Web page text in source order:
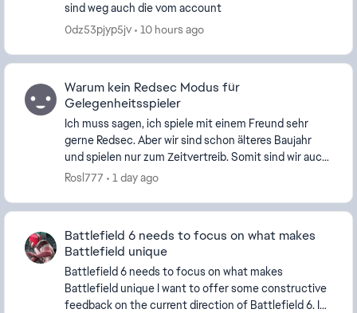
sind weg auch die vom account
0dz53pjyp5jv
10 hours ago
Warum kein Redsec Modus für
Gelegenheitsspieler
Ich muss sagen, ich spiele mit einem Freund sehr
gerne Redsec. Aber wir sind schon älteres Baujahr
und spielen nur zum Zeitvertreib. Somit sind wir auch
nicht besonders gut, wenn auch nicht schlecht....
Rosl777 1 day ago
Battlefield 6 needs to focus on what makes
Battlefield unique
Battlefield 6 needs to focus on what makes
Battlefield unique I want to offer some constructive
feedback on the current direction of Battlefield 6. I